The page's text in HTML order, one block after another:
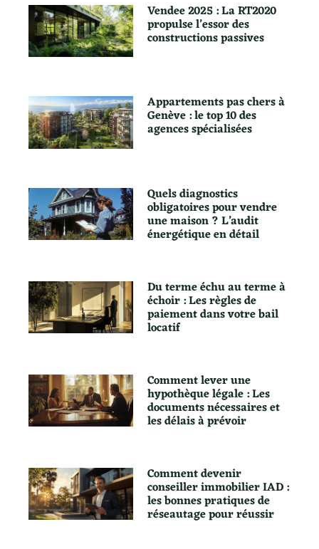
Vendee 2025 : La RT2020
propulse l’essor des
constructions passives
Appartements pas chers à
Genève : le top 10 des
agences spécialisées
Quels diagnostics
obligatoires pour vendre
une maison ? L’audit
énergétique en détail
Du terme échu au terme à
échoir : Les règles de
paiement dans votre bail
locatif
Comment lever une
hypothèque légale : Les
documents nécessaires et
les délais à prévoir
Comment devenir
conseiller immobilier IAD :
les bonnes pratiques de
réseautage pour réussir